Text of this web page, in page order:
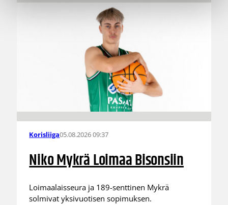
Korisliiga05.08.2026 09:37
Niko Mykrä Loimaa Bisonsiin
Loimaalaisseura ja 189-senttinen Mykrä
solmivat yksivuotisen sopimuksen.